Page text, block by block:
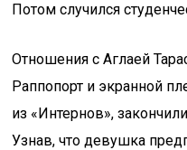
Потом случился
Отношения с Аглаей
Раппопорт и экранной
из «Интернов»,
Узнав, что девушка